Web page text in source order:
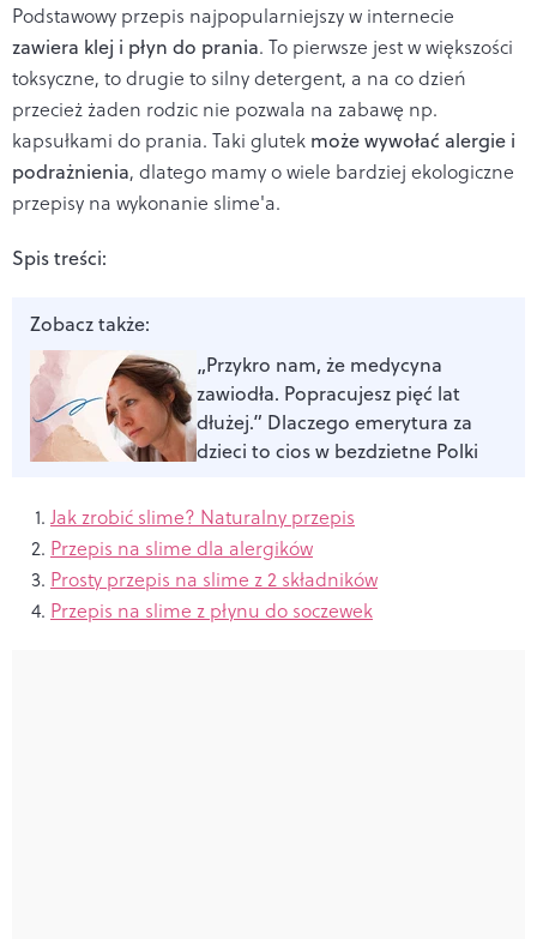
Podstawowy przepis najpopularniejszy w internecie
zawiera klej i płyn do prania. To pierwsze jest w większości
toksyczne, to drugie to silny detergent, a na co dzień
przecież żaden rodzic nie pozwala na zabawę np.
kapsułkami do prania. Taki glutek może wywołać alergie i
podrażnienia, dlatego mamy o wiele bardziej ekologiczne
przepisy na wykonanie slime'a.
Spis treści:
Zobacz także:
„Przykro nam, że medycyna
zawiodła. Popracujesz pięć lat
dłużej.” Dlaczego emerytura za
dzieci to cios w bezdzietne Polki
Jak zrobić slime? Naturalny przepis
Przepis na slime dla alergików
Prosty przepis na slime z 2 składników
Przepis na slime z płynu do soczewek